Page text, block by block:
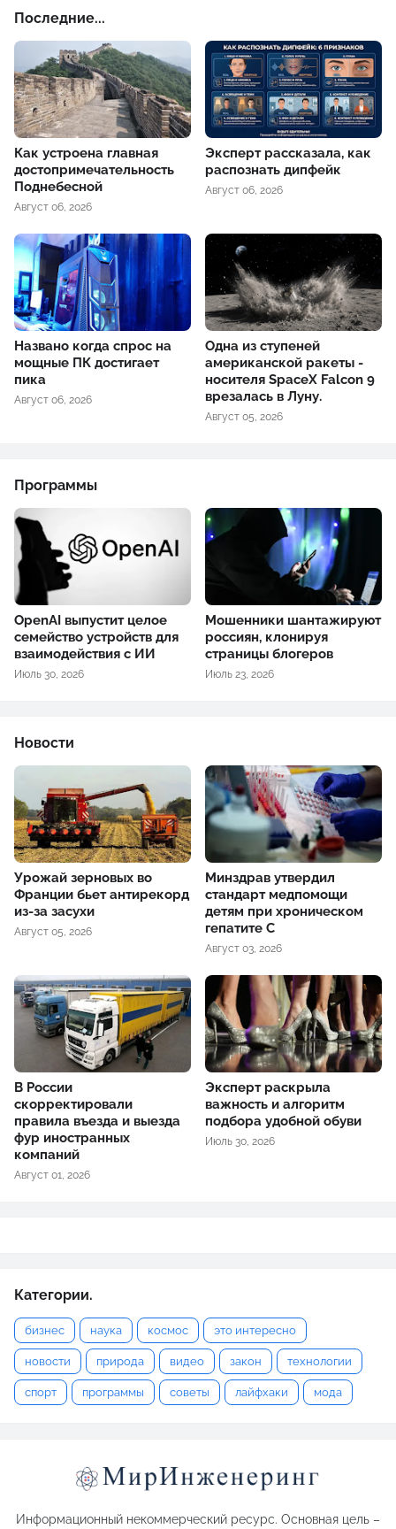
Последние...
Как устроена главная
достопримечательность
Поднебесной
Август 06, 2026
Эксперт рассказала, как
распознать дипфейк
Август 06, 2026
Названо когда спрос на
мощные ПК достигает
пика
Август 06, 2026
Одна из ступеней
американской ракеты -
носителя SpaceX Falcon 9
врезалась в Луну.
Август 05, 2026
Программы
OpenAI выпустит целое
семейство устройств для
взаимодействия с ИИ
Июль 30, 2026
Мошенники шантажируют
россиян, клонируя
страницы блогеров
Июль 23, 2026
Новости
Урожай зерновых во
Франции бьет антирекорд
из-за засухи
Август 05, 2026
Минздрав утвердил
стандарт медпомощи
детям при хроническом
гепатите С
Август 03, 2026
В России
скорректировали
правила въезда и выезда
фур иностранных
компаний
Август 01, 2026
Эксперт раскрыла
важность и алгоритм
подбора удобной обуви
Июль 30, 2026
Категории.
бизнес наука космос это интересно
новости природа видео закон технологии
спорт программы советы лайфхаки мода
Информационный некоммерческий ресурс. Основная цель –